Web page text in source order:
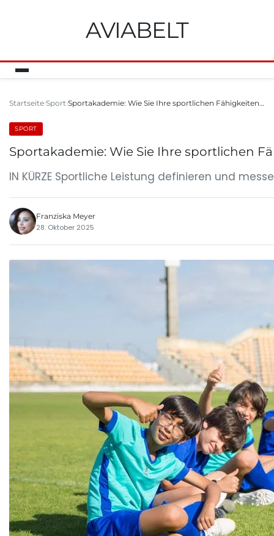
AVIABELT
Startseite Sport Sportakademie: Wie Sie Ihre sportlichen Fähigkeiten…
SPORT
Sportakademie: Wie Sie Ihre sportlichen
IN KÜRZE Sportliche Leistung definieren und
Franziska Meyer
28. Oktober 2025